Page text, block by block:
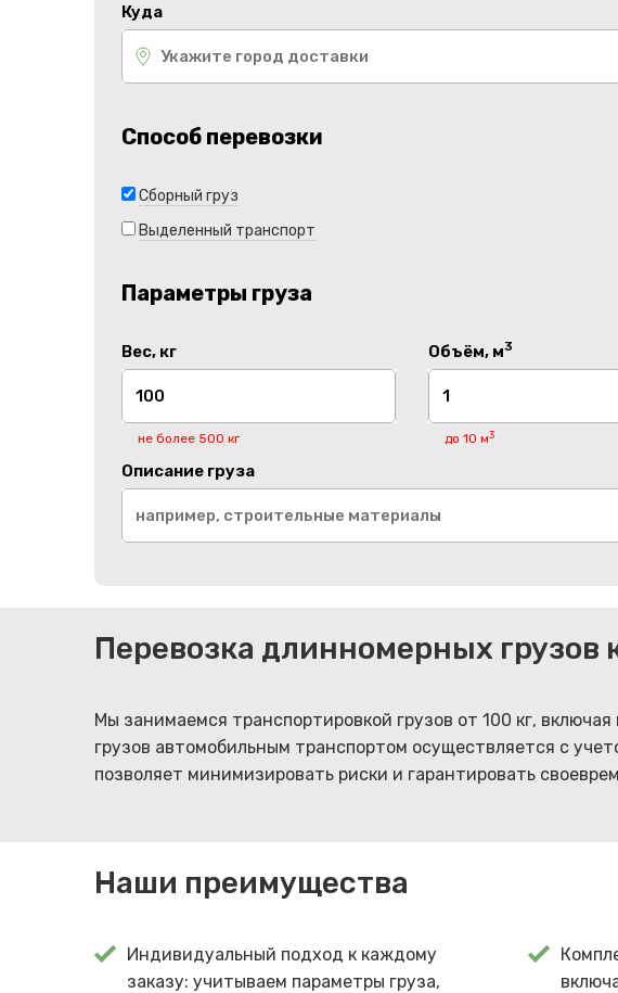
Куда
Способ перевозки
Сборный груз
Выделенный транспорт
Параметры груза
Вес, кг
не более 500 кг
Объём, м3
до 10 м3
Описание груза
Перевозка длинномерных
Мы занимаемся транспортировкой грузов от 100 кг,
грузов автомобильным транспортом осуществляется с
позволяет минимизировать риски и гарантировать
Наши преимущества
Индивидуальный подход к каждому
заказу: учитываем параметры груза,